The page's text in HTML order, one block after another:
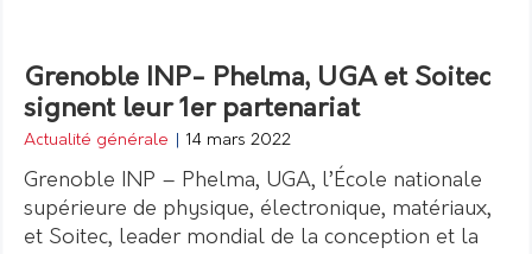
Grenoble INP- Phelma, UGA et Soitec
signent leur 1er partenariat
Actualité générale 14 mars 2022
Grenoble INP – Phelma, UGA, l’École nationale
supérieure de physique, électronique, matériaux,
et Soitec, leader mondial de la conception et la